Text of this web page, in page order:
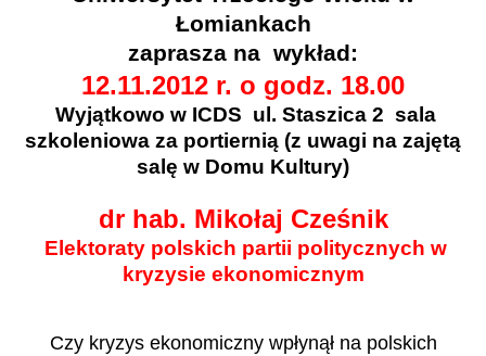
Łomiankach
zaprasza na wykład:
12.11.2012 r. o godz. 18.00
Wyjątkowo w ICDS ul. Staszica 2 sala
szkoleniowa za portiernią (z uwagi na zajętą
salę w Domu Kultury)
dr hab. Mikołaj Cześnik
Elektoraty polskich partii politycznych w
kryzysie ekonomicznym
Czy kryzys ekonomiczny wpłynął na polskich